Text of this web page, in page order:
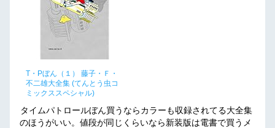
T・Pぼん（１） 藤子・Ｆ・
不二雄大全集 (てんとう虫コ
ミックススペシャル)
タイムパトロールぼん買うならカラーも収録されてる大全集
のほうがいい。値段が同じくらいなら新装版は電書で買うメ